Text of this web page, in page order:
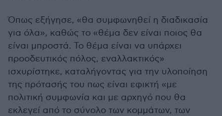
Όπως εξήγησε, «θα συμφωνηθεί η διαδικασία
για όλα», καθώς το «θέμα δεν είναι ποιος θα
είναι μπροστά. Το θέμα είναι να υπάρχει
προοδευτικός πόλος, εναλλακτικός»
ισχυρίστηκε, καταλήγοντας για την υλοποίηση
της πρότασής του πως είναι εφικτή «με
πολιτική συμφωνία και με αρχηγό που θα
εκλεγεί από το σύνολο των κομμάτων, των